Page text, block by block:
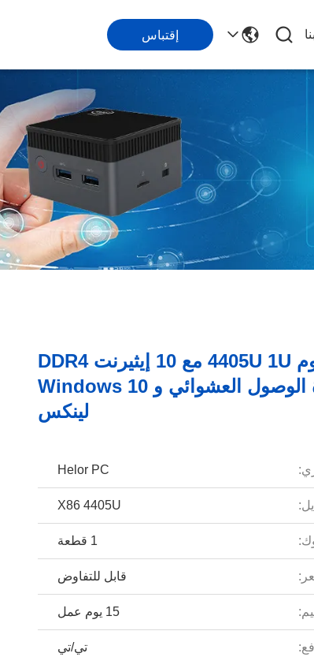
إقتباس
خادم إنتل بينتيوم 4405U 1U مع 10 إيثيرنت DDR4
32G ذاكرة الوصول العشوائي و Windows 10
لينكس
Helor PC
X86 4405U
1 قطعة
قابل للتفاوض
15 يوم عمل
تي/تي